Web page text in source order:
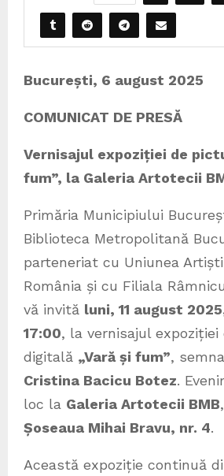
București, 6 august 2025
COMUNICAT DE PRESĂ
Vernisajul expoziției de
fum”, la Galeria Artotecii
Primăria Municipiului
Biblioteca Metropolitană
parteneriat cu Uniunea
România și cu Filiala
vă invită luni, 11 august
17:00, la vernisajul
digitală „Vară și fum”,
Cristina Bacicu Botez.
loc la Galeria Artotecii BMB
Șoseaua Mihai Bravu, nr. 4.
Această expoziție continuă